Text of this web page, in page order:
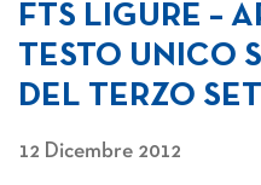
FTS LIGURE –
TESTO UNICO
DEL TERZO
12 Dicembre 2012